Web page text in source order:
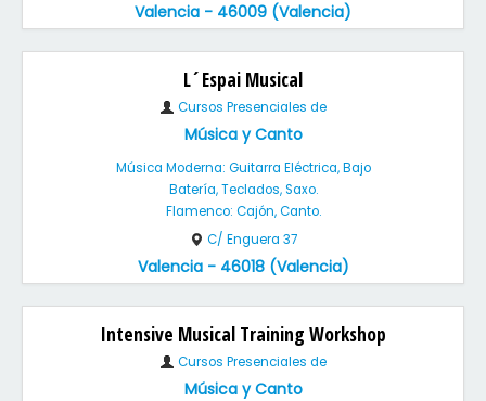
Valencia - 46009 (Valencia)
L´Espai Musical
Cursos Presenciales de
Música y Canto
Música Moderna: Guitarra Eléctrica, Bajo
Batería, Teclados, Saxo.
Flamenco: Cajón, Canto.
C/ Enguera 37
Valencia - 46018 (Valencia)
Intensive Musical Training Workshop
Cursos Presenciales de
Música y Canto